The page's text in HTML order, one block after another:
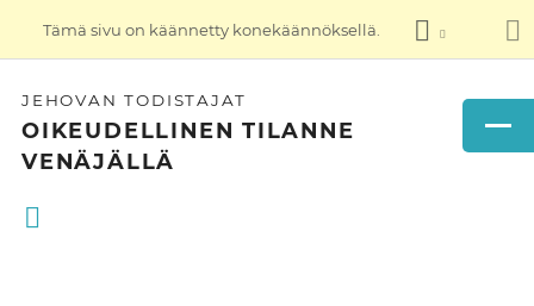
Tämä sivu on käännetty konekäännöksellä.
JEHOVAN TODISTAJAT
OIKEUDELLINEN TILANNE
VENÄJÄLLÄ